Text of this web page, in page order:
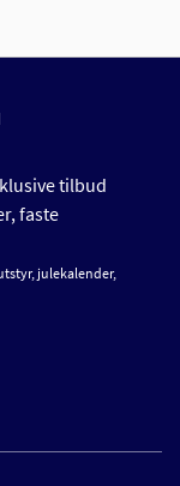
tilbud
faste
julekalender,